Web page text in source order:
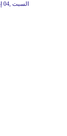
السبت ,04 إبريل / نيسان 2020